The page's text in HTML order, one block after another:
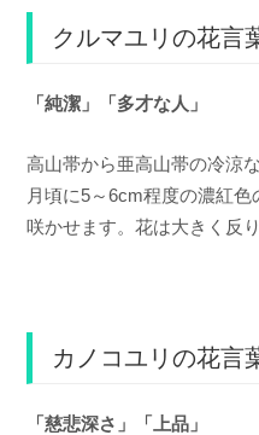
クルマユリの花言
「純潔」「多才な人」
高山帯から亜高山帯の冷涼
月頃に5～6cm程度の濃紅
咲かせます。花は大きく反
カノコユリの花言
「慈悲深さ」「上品」